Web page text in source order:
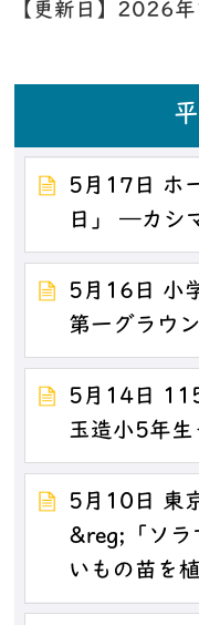
【更新日】 2026年
5月17日 ホ
日」 ―カシ
5月16日 小
第一グラウ
5月14日
玉造小5年生
5月10日 東
&reg;「ソラ
いもの苗を